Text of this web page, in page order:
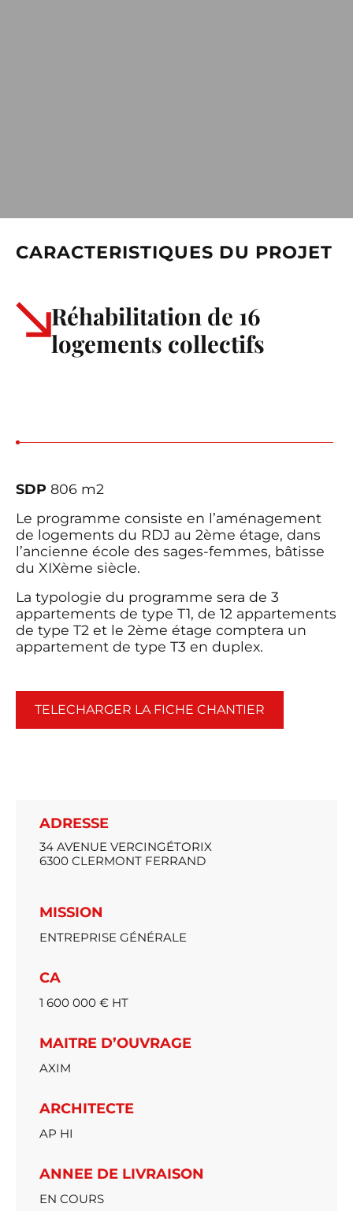
CARACTERISTIQUES DU PROJET
Réhabilitation de 16
logements collectifs
SDP 806 m2
Le programme consiste en l’aménagement
de logements du RDJ au 2ème étage, dans
l’ancienne école des sages-femmes, bâtisse
du XIXème siècle.
La typologie du programme sera de 3
appartements de type T1, de 12 appartements
de type T2 et le 2ème étage comptera un
appartement de type T3 en duplex.
TELECHARGER LA FICHE CHANTIER
ADRESSE
34 AVENUE VERCINGÉTORIX
6300 CLERMONT FERRAND
MISSION
ENTREPRISE GÉNÉRALE
CA
1 600 000 € HT
MAITRE D’OUVRAGE
AXIM
ARCHITECTE
AP HI
ANNEE DE LIVRAISON
EN COURS